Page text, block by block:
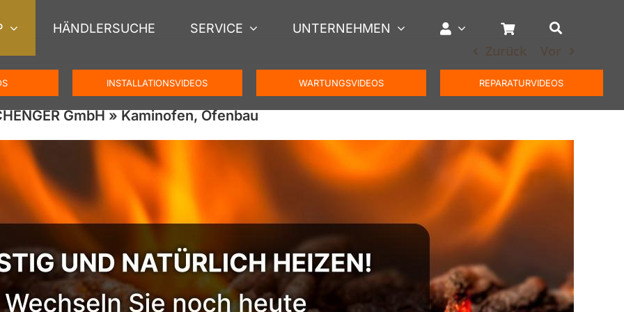
HÄNDLERSUCHE SERVICE UNTERNEHMEN
INSTALLATIONSVIDEOS WARTUNGSVIDEOS REPARATURVIDEOS
Zurück Vor
GmbH » Kaminofen, Ofenbau